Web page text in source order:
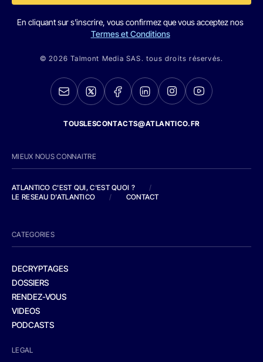
En cliquant sur s'inscrire, vous confirmez que vous acceptez nos
Termes et Conditions
© 2026 Talmont Media SAS. tous droits réservés.
TOUSLESCONTACTS@ATLANTICO.FR
MIEUX NOUS CONNAITRE
ATLANTICO C'EST QUI, C'EST QUOI ?
/
LE RESEAU D'ATLANTICO
/ CONTACT
CATEGORIES
DECRYPTAGES
DOSSIERS
RENDEZ-VOUS
VIDEOS
PODCASTS
LEGAL